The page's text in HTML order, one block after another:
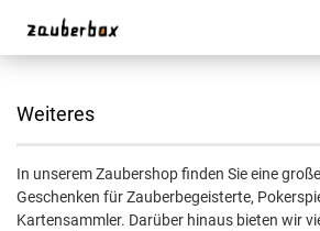
Weiteres
In unserem Zaubershop finden Sie eine
Geschenken für Zauberbegeisterte,
Kartensammler. Darüber hinaus bieten wir